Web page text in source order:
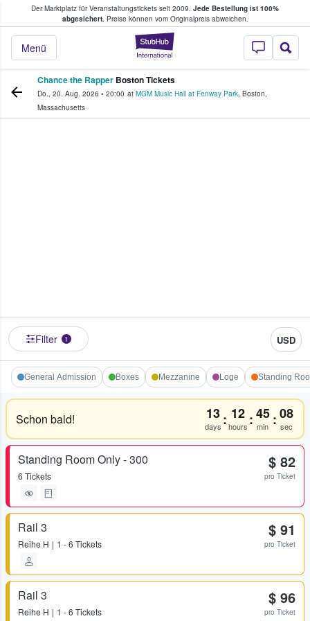
Der Marktplatz für Veranstaltungstickets seit 2009. Jede Bestellung ist 100%
abgesichert.Preise können vom Originalpreis abweichen.
StubHub - Wo
Menü
Tickets kaufen & verkaufen
Chance the Rapper Boston Tickets
Do., 20. Aug. 2026 • 20:00 at MGM Music Hall at Fenway Park, Boston,
Massachusetts
Filter 1 USD
General Admission Boxes Mezzanine Loge Standing
Schon bald! 13
days : 12
hours :45
min :08
sec
Standing Room Only - 300
6 Tickets
$ 82
pro Ticket
Rail 3
Reihe H 1 - 6 Tickets
$ 91
pro Ticket
Rail 3
Reihe H 1 - 6 Tickets
$ 96
pro Ticket